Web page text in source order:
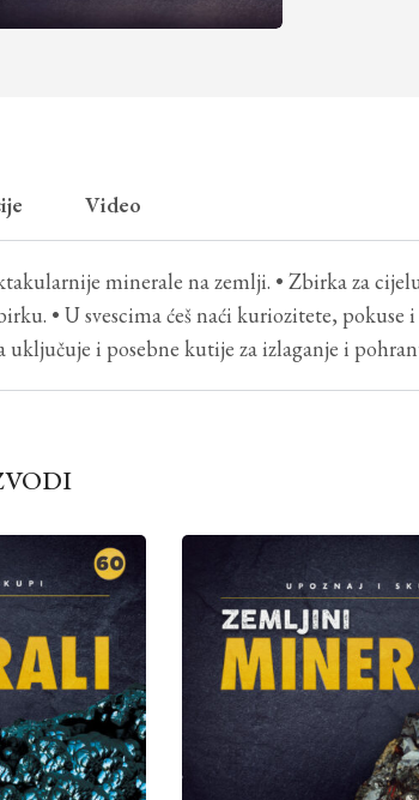
Video
minerale na zemlji. • Zbirka za
• U svescima ćeš naći kuriozitete,
uključuje i posebne kutije za izlaganje i